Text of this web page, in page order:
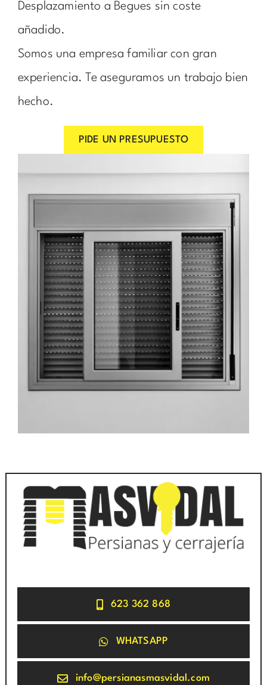
Desplazamiento a Begues sin coste
añadido.
Somos una empresa familiar con gran
experiencia. Te aseguramos un trabajo bien
hecho.
PIDE UN PRESUPUESTO
623 362 868
WHATSAPP
info@persianasmasvidal.com